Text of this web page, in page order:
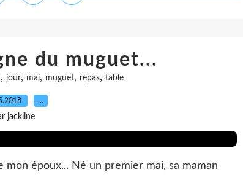
du muguet...
, jour, mai, muguet, repas, table
…
jackline
époux... Né un premier mai, sa maman